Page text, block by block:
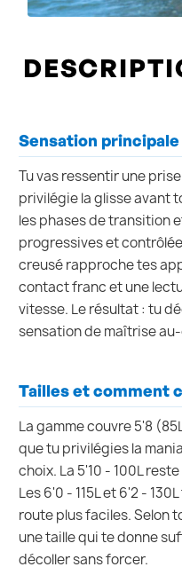
Sensation principale
Tu vas ressentir une
privilégie la glisse avant
les phases de transition
progressives et
creusé rapproche tes
contact franc et une
vitesse. Le résultat : tu
sensation de maîtrise
Tailles et comment
La gamme couvre 5'8
que tu privilégies la
choix. La 5'10 - 100L
Les 6'0 - 115L et 6'2 -
route plus faciles. Selon
une taille qui te donne
décoller sans forcer.